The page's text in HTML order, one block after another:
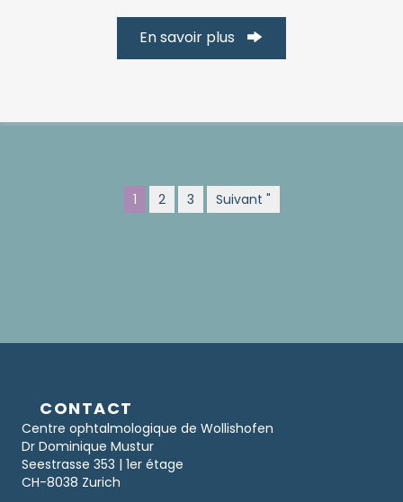
En savoir plus
1 2 3 Suivant "
CONTACT
Centre ophtalmologique de Wollishofen
Dr Dominique Mustur
Seestrasse 353 | 1er étage
CH-8038 Zurich